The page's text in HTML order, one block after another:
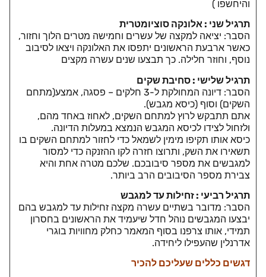
והיחשפו )
תרגיל שני : אלונקה סוציומטרית
הסבר: יציאה למקצה של עשרים וחמישה מטרים הלוך וחזור,
כאשר ארבעת הראשונים יתפסו את האלונקה ויצאו לסיבוב
נוסף, וחוזר חלילה. כך תבצעו שנים עשרה מקצים
תרגיל שלישי : סחיבת שקים
הסבר: דיונה המחולקת ל-3 חלקים – פסגה, אמצע(מתחם
השקים) וסוף (כיסא מגבש).
אתם תתבקש לרוץ למתחם השקים, לאחוז באחד מהם,
ולזחול לצידו לכיסא המגבש הנמצא במעלות הדיונה.
כיסא אותו תקיפו מימין לשמאל כדי לחזור למתחם השקים בו
תשאירו את השק, ותרוצו חזרה לקו ההזנקה כדי למסור
למגבשים את מספר סיבובכם. שלכם מטרה אחת והיא
צבירת מספר הסיבובים הרב ביותר.
תרגיל רביעי : זחילות עד למגבש
הסבר: מדובר בשתיים עשרה מקצה זחילות עד למגבש בהם
יבצעו המגבשים נוהל חדל שיעמיד את הראשונים בחסרון
תמידי, אותו צרפנו בסוף המאמר כחלק מחוויות בוגרי
אדרנלין שהעפילו ליחידה.
דגשים כללים שעליכם להכיר